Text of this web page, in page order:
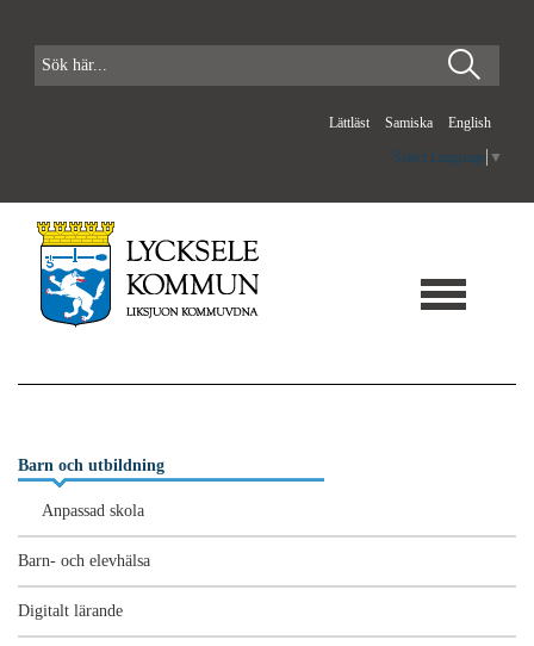
Lättläst Samiska English
Select Language ▼
Barn och utbildning
Anpassad skola
Barn- och elevhälsa
Digitalt lärande